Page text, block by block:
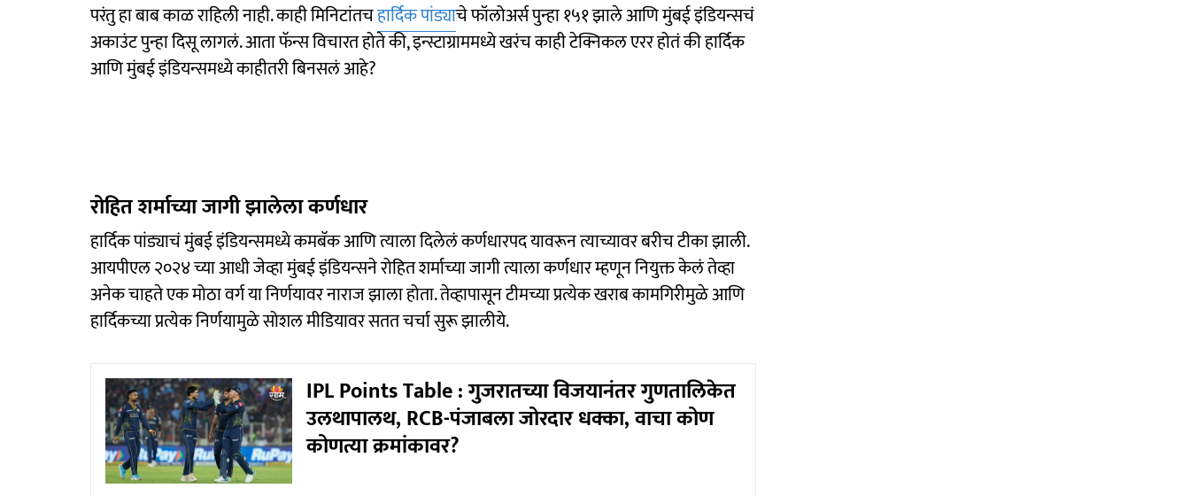
परंतु हा बाब काळ राहिली नाही. काही मिनिटांतचहार्दिक पांड्याचे फॉलोअर्स पुन्हा १५१ झाले आणि मुंबई इंडियन्सचं
अकाउंट पुन्हा दिसू लागलं. आता फॅन्स विचारत होते की, इन्स्टाग्राममध्ये खरंच काही टेक्निकल एरर होतं की हार्दिक
आणि मुंबई इंडियन्समध्ये काहीतरी बिनसलं आहे?
रोहित शर्माच्या जागी झालेला कर्णधार
हार्दिक पांड्याचं मुंबई इंडियन्समध्ये कमबॅक आणि त्याला दिलेलं कर्णधारपद यावरून त्याच्यावर बरीच टीका झाली.
आयपीएल २०२४ च्या आधी जेव्हा मुंबई इंडियन्सने रोहित शर्माच्या जागी त्याला कर्णधार म्हणून नियुक्त केलं तेव्हा
अनेक चाहते एक मोठा वर्ग या निर्णयावर नाराज झाला होता. तेव्हापासून टीमच्या प्रत्येक खराब कामगिरीमुळे आणि
हार्दिकच्या प्रत्येक निर्णयामुळे सोशल मीडियावर सतत चर्चा सुरू झालीये.
IPL Points Table : गुजरातच्या विजयानंतर गुणतालिकेत
उलथापालथ, RCB-पंजाबला जोरदार धक्का, वाचा कोण
कोणत्या क्रमांकावर?